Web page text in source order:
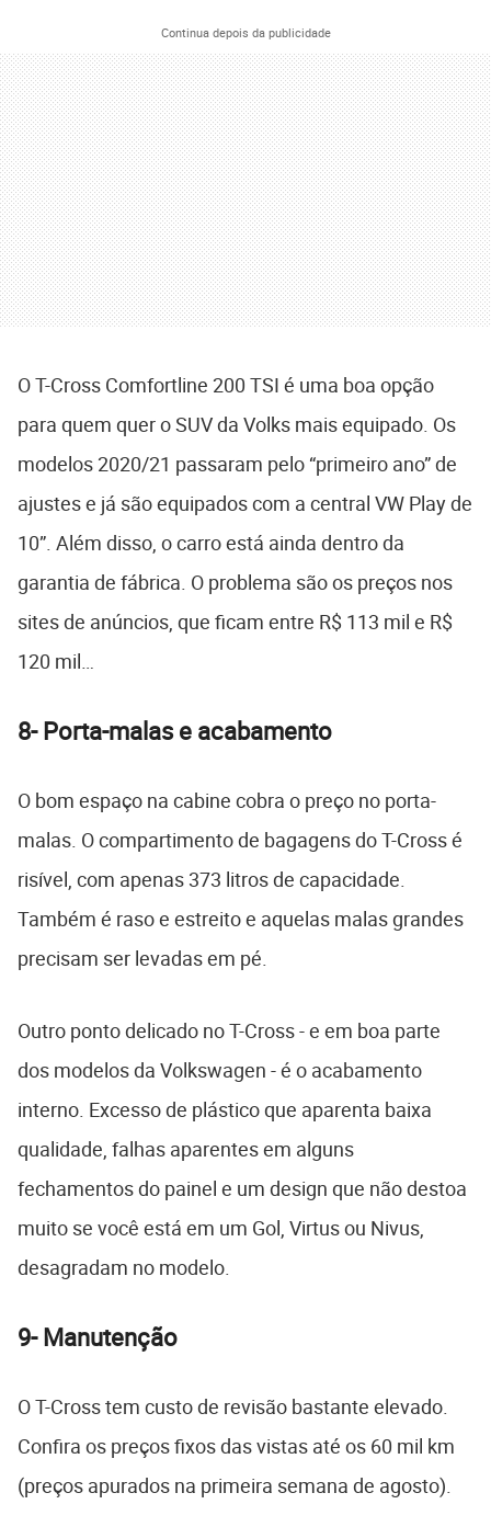
Continua depois da publicidade
O T-Cross Comfortline 200 TSI é uma boa opção
para quem quer o SUV da Volks mais equipado. Os
modelos 2020/21 passaram pelo “primeiro ano” de
ajustes e já são equipados com a central VW Play de
10”. Além disso, o carro está ainda dentro da
garantia de fábrica. O problema são os preços nos
sites de anúncios, que ficam entre R$ 113 mil e R$
120 mil…
8- Porta-malas e acabamento
O bom espaço na cabine cobra o preço no porta-
malas. O compartimento de bagagens do T-Cross é
risível, com apenas 373 litros de capacidade.
Também é raso e estreito e aquelas malas grandes
precisam ser levadas em pé.
Outro ponto delicado no T-Cross - e em boa parte
dos modelos da Volkswagen - é o acabamento
interno. Excesso de plástico que aparenta baixa
qualidade, falhas aparentes em alguns
fechamentos do painel e um design que não destoa
muito se você está em um Gol, Virtus ou Nivus,
desagradam no modelo.
9- Manutenção
O T-Cross tem custo de revisão bastante elevado.
Confira os preços fixos das vistas até os 60 mil km
(preços apurados na primeira semana de agosto).